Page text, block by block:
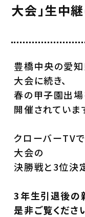
大会」生中
豊橋中央の愛
大会に続き、
春の甲子園出
開催されていま
クローバーTV
大会の
決勝戦と3位決
3年生引退後の
是非ご覧ください